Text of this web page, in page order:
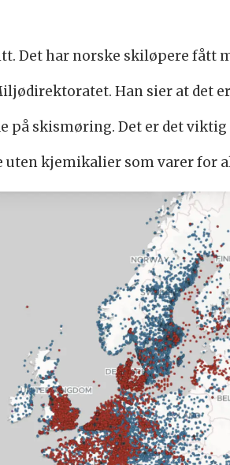
Det har norske skiløpere fått
Han sier at det
på skismøring. Det er det
uten kjemikalier som varer for